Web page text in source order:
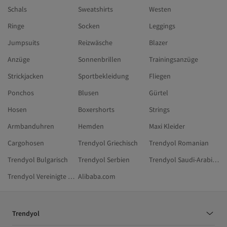
Schals
Sweatshirts
Westen
Ringe
Socken
Leggings
Jumpsuits
Reizwäsche
Blazer
Anzüge
Sonnenbrillen
Trainingsanzüge
Strickjacken
Sportbekleidung
Fliegen
Ponchos
Blusen
Gürtel
Hosen
Boxershorts
Strings
Armbanduhren
Hemden
Maxi Kleider
Cargohosen
Trendyol Griechisch
Trendyol Romanian
Trendyol Bulgarisch
Trendyol Serbien
Trendyol Saudi-Arabien
Trendyol Vereinigte Arabische Emirate Alibaba.com
Trendyol